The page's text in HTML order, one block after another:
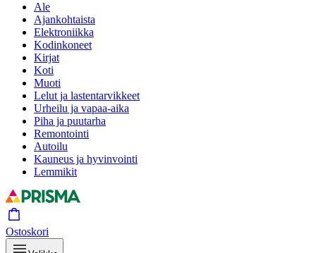
Ale
Ajankohtaista
Elektroniikka
Kodinkoneet
Kirjat
Koti
Muoti
Lelut ja lastentarvikkeet
Urheilu ja vapaa-aika
Piha ja puutarha
Remontointi
Autoilu
Kauneus ja hyvinvointi
Lemmikit
Ostoskori